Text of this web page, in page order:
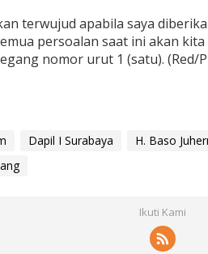
terwujud apabila saya
persoalan saat ini akan
nomor urut 1 (satu). (Red/
Dapil I Surabaya H. Baso
Ikuti Kami